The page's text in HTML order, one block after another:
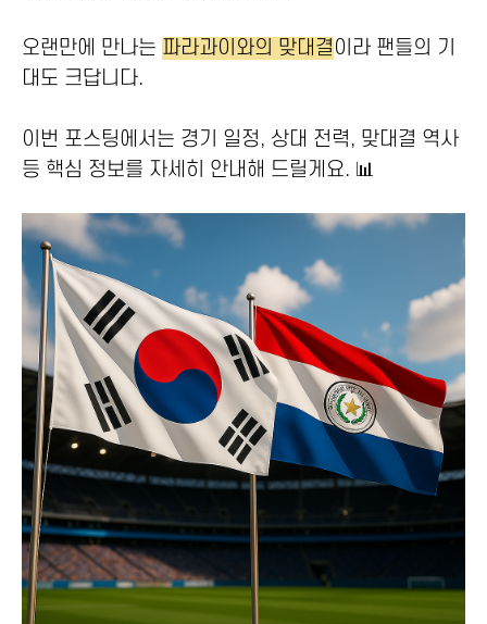
오랜만에 만나는 파라과이와의 맞대결이라 팬들의 기
대도 크답니다.
이번 포스팅에서는 경기 일정, 상대 전력, 맞대결 역사
등 핵심 정보를 자세히 안내해 드릴게요. 📊